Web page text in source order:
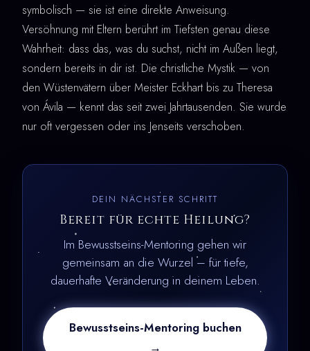
symbolisch — sie ist eine direkte Anweisung.
Versöhnung mit Eltern berührt im Tiefsten genau diese
Wahrheit: dass das, was du suchst, nicht im Außen liegt,
sondern bereits in dir ist. Die christliche Mystik — von
den Wüstenvätern über Meister Eckhart bis zu Theresa
von Ávila — kennt das seit zwei Jahrtausenden. Sie wurde
nur oft vergessen oder ins Jenseits verschoben.
DEIN NÄCHSTER SCHRITT
Bereit für echte Heilung?
Im Bewusstseins-Mentoring gehen wir
gemeinsam an die Wurzel – für tiefe,
dauerhafte Veränderung in deinem Leben.
Bewusstseins-Mentoring buchen
→